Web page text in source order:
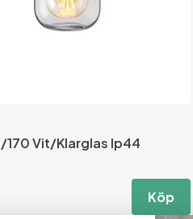
170 Vit/Klarglas Ip44
Köp